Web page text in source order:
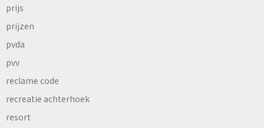
prijs
prijzen
pvda
pvv
reclame code
recreatie achterhoek
resort